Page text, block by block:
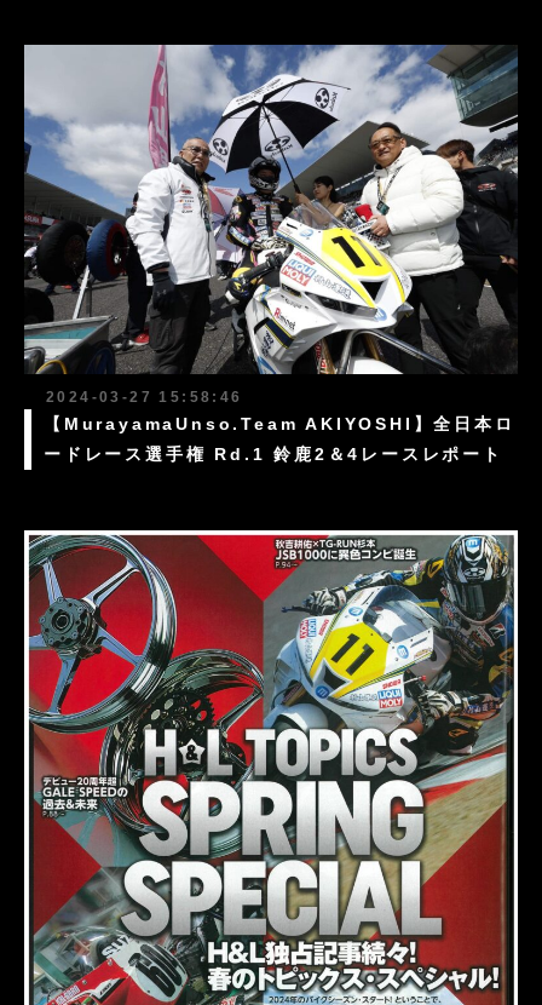
2024-03-27 15:58:46
【MurayamaUnso.Team AKIYOSHI】全日本ロ
ードレース選手権 Rd.1 鈴鹿2＆4レースレポート